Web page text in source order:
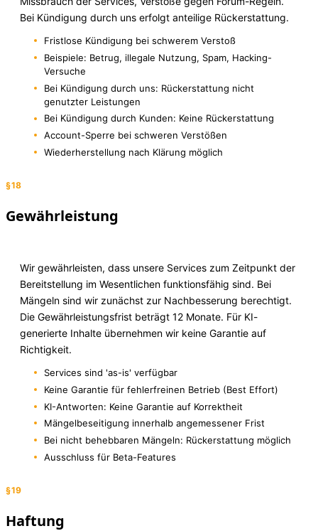
Bei Kündigung durch uns erfolgt anteilige Rückerstattung.
Fristlose Kündigung bei schwerem Verstoß
Beispiele: Betrug, illegale Nutzung, Spam, Hacking-
Versuche
Bei Kündigung durch uns: Rückerstattung nicht
genutzter Leistungen
Bei Kündigung durch Kunden: Keine Rückerstattung
Account-Sperre bei schweren Verstößen
Wiederherstellung nach Klärung möglich
§18
Gewährleistung
Wir gewährleisten, dass unsere Services zum Zeitpunkt der
Bereitstellung im Wesentlichen funktionsfähig sind. Bei
Mängeln sind wir zunächst zur Nachbesserung berechtigt.
Die Gewährleistungsfrist beträgt 12 Monate. Für KI-
generierte Inhalte übernehmen wir keine Garantie auf
Richtigkeit.
Services sind 'as-is' verfügbar
Keine Garantie für fehlerfreinen Betrieb (Best Effort)
KI-Antworten: Keine Garantie auf Korrektheit
Mängelbeseitigung innerhalb angemessener Frist
Bei nicht behebbaren Mängeln: Rückerstattung möglich
Ausschluss für Beta-Features
§19
Haftung